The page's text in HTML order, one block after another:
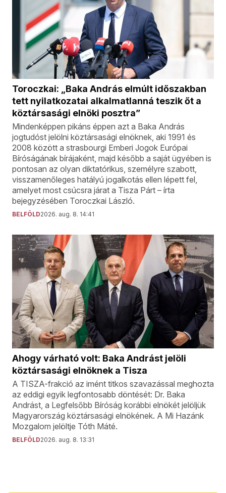
Toroczkai: „Baka András elmúlt időszakban
tett nyilatkozatai alkalmatlanná teszik őt a
köztársasági elnöki posztra”
Mindenképpen pikáns éppen azt a Baka András
jogtudóst jelölni köztársasági elnöknek, aki 1991 és
2008 között a strasbourgi Emberi Jogok Európai
Bíróságának bírájaként, majd később a saját ügyében is
pontosan az olyan diktatórikus, személyre szabott,
visszamenőleges hatályú jogalkotás ellen lépett fel,
amelyet most csúcsra járat a Tisza Párt – írta
bejegyzésében Toroczkai László.
BELFÖLD2026. aug. 8. 14:41
Ahogy várható volt: Baka Andrást jelöli
köztársasági elnöknek a Tisza
A TISZA-frakció az imént titkos szavazással meghozta
az eddigi egyik legfontosabb döntését: Dr. Baka
Andrást, a Legfelsőbb Bíróság korábbi elnökét jelöljük
Magyarország köztársasági elnökének. A Mi Hazánk
Mozgalom jelöltje Tóth Máté.
BELFÖLD2026. aug. 8. 13:31